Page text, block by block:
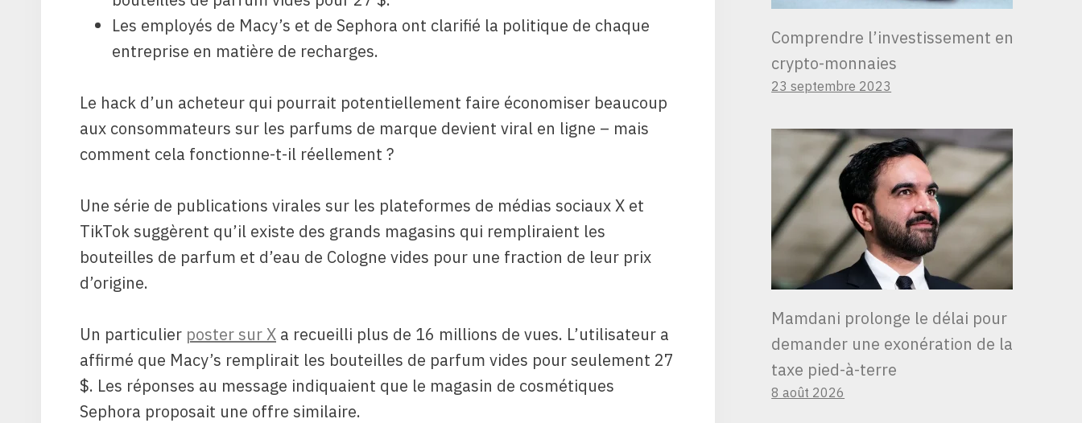
Les employés de Macy’s et de Sephora ont clarifié la politique de chaque
entreprise en matière de recharges.
Le hack d’un acheteur qui pourrait potentiellement faire économiser beaucoup
aux consommateurs sur les parfums de marque devient viral en ligne – mais
comment cela fonctionne-t-il réellement ?
Une série de publications virales sur les plateformes de médias sociaux X et
TikTok suggèrent qu’il existe des grands magasins qui rempliraient les
bouteilles de parfum et d’eau de Cologne vides pour une fraction de leur prix
d’origine.
Un particulier poster sur X a recueilli plus de 16 millions de vues. L’utilisateur a
affirmé que Macy’s remplirait les bouteilles de parfum vides pour seulement 27
$. Les réponses au message indiquaient que le magasin de cosmétiques
Sephora proposait une offre similaire.
Comprendre l’investissement en
crypto-monnaies
23 septembre 2023
Mamdani prolonge le délai pour
demander une exonération de la
taxe pied-à-terre
8 août 2026